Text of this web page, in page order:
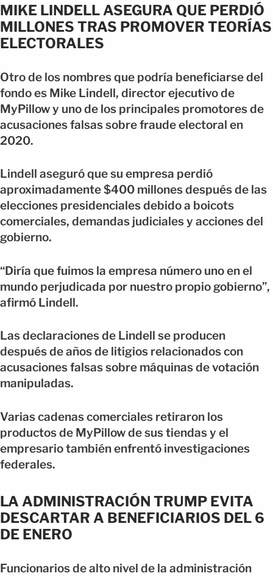
MIKE LINDELL ASEGURA QUE PERDIÓ
MILLONES TRAS PROMOVER TEORÍAS
ELECTORALES
Otro de los nombres que podría beneficiarse del
fondo es Mike Lindell, director ejecutivo de
MyPillow y uno de los principales promotores de
acusaciones falsas sobre fraude electoral en
2020.
Lindell aseguró que su empresa perdió
aproximadamente $400 millones después de las
elecciones presidenciales debido a boicots
comerciales, demandas judiciales y acciones del
gobierno.
“Diría que fuimos la empresa número uno en el
mundo perjudicada por nuestro propio gobierno”,
afirmó Lindell.
Las declaraciones de Lindell se producen
después de años de litigios relacionados con
acusaciones falsas sobre máquinas de votación
manipuladas.
Varias cadenas comerciales retiraron los
productos de MyPillow de sus tiendas y el
empresario también enfrentó investigaciones
federales.
LA ADMINISTRACIÓN TRUMP EVITA
DESCARTAR A BENEFICIARIOS DEL 6
DE ENERO
Funcionarios de alto nivel de la administración